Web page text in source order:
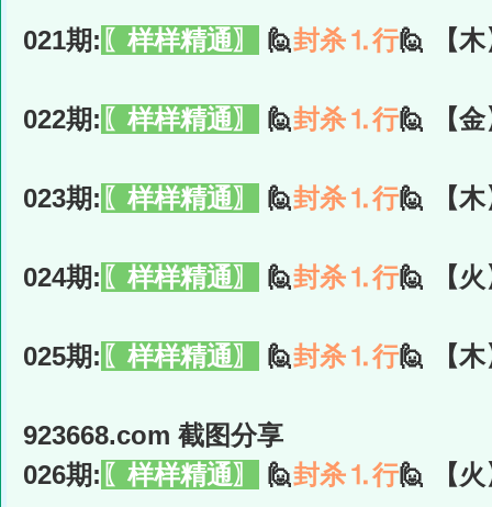
021期: 〖样样精通〗 🙋封杀⒈行🙋 【
022期: 〖样样精通〗 🙋封杀⒈行🙋 【
023期: 〖样样精通〗 🙋封杀⒈行🙋 【
024期: 〖样样精通〗 🙋封杀⒈行🙋 【
025期: 〖样样精通〗 🙋封杀⒈行🙋 【
923668.com 截图分享
026期: 〖样样精通〗 🙋封杀⒈行🙋 【